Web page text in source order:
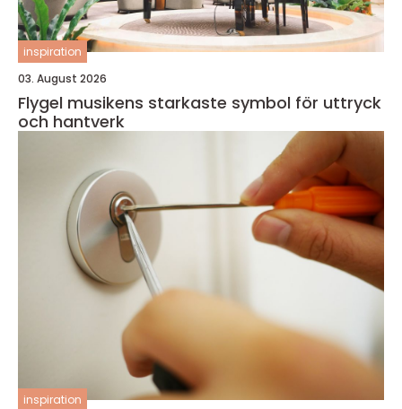
inspiration
03. August 2026
Flygel musikens starkaste symbol för uttryck
och hantverk
inspiration